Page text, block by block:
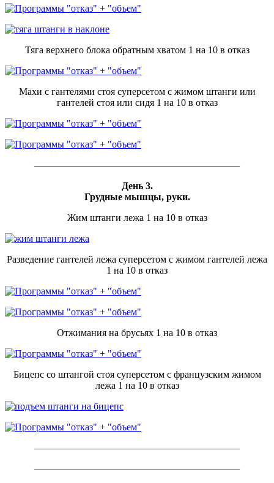
Тяга верхнего блока обратным хватом 1 на 10 в отказ
Махи с гантелями стоя суперсетом с жимом штанги или
гантелей стоя или сидя 1 на 10 в отказ
—————————————————————
День 3.
Грудные мышцы, руки.
Жим штанги лежа 1 на 10 в отказ
Разведение гантелей лежа суперсетом с жимом гантелей лежа
1 на 10 в отказ
Отжимания на брусьях 1 на 10 в отказ
Бицепс со штангой стоя суперсетом с французским жимом
лежа 1 на 10 в отказ
—————————————————————
—————————————————————